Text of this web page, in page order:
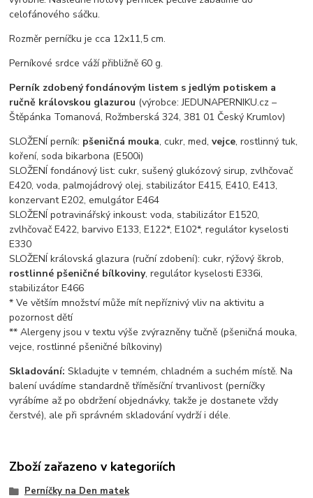
celofánového sáčku.
Rozměr perníčku je cca 12x11,5 cm.
Perníkové srdce váží přibližně 60 g.
Perník zdobený fondánovým listem s jedlým potiskem a
ručně královskou glazurou (výrobce: JEDUNAPERNIKU.cz –
Štěpánka Tomanová, Rožmberská 324, 381 01 Český Krumlov)
SLOŽENÍ perník: pšeničná mouka, cukr, med,vejce, rostlinný tuk,
koření, soda bikarbona (E500i)
SLOŽENÍ fondánový list: cukr, sušený glukózový sirup, zvlhčovač
E420, voda, palmojádrový olej, stabilizátor E415, E410, E413,
konzervant E202, emulgátor E464
SLOŽENÍ potravinářský inkoust: voda, stabilizátor E1520,
zvlhčovač E422, barvivo E133, E122*, E102*, regulátor kyselosti
E330
SLOŽENÍ královská glazura (ruční zdobení): cukr, rýžový škrob,
rostlinné pšeničné bílkoviny, regulátor kyselosti E336i,
stabilizátor E466
* Ve větším množství může mít nepříznivý vliv na aktivitu a
pozornost dětí
** Alergeny jsou v textu výše zvýrazněny tučně (pšeničná mouka,
vejce, rostlinné pšeničné bílkoviny)
Skladování: Skladujte v temném, chladném a suchém místě. Na
balení uvádíme standardně tříměsíční trvanlivost (perníčky
vyrábíme až po obdržení objednávky, takže je dostanete vždy
čerstvé), ale při správném skladování vydrží i déle.
Zboží zařazeno v kategoriích
Perníčky na Den matek